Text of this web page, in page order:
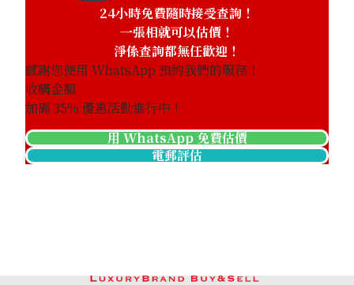
Pt･Pm900 Star Sapphire Diamond Ring 12.05ct
24小時免費隨時接受查詢！
一張相就可以估價！
淨係查詢都無任歡迎！
感謝您使用 WhatsApp 預約我們的服務！
收購金額
加碼35% 優惠活動進行中！
用 WhatsApp 免費估價
電郵評估